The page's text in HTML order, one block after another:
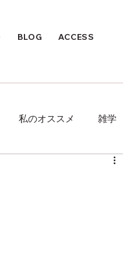
BLOG ACCESS
私のオススメ 雑学